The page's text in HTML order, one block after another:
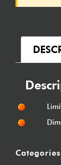
Categories